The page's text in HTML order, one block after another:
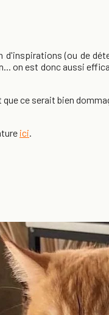
d'inspirations (ou de
on est donc aussi
ce serait bien
ici